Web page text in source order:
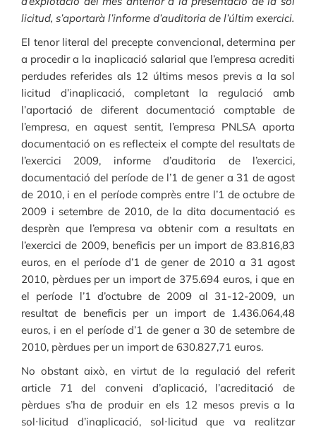
licitud, s’aportarà l’informe d’auditoria de l’últim exercici.
El tenor literal del precepte convencional, determina per
a procedir a la inaplicació salarial que l’empresa acrediti
perdudes referides als 12 últims mesos previs a la sol
licitud d’inaplicació, completant la regulació amb
l’aportació de diferent documentació comptable de
l’empresa, en aquest sentit, l’empresa PNLSA aporta
documentació on es reflecteix el compte del resultats de
l’exercici 2009, informe d’auditoria de l’exercici,
documentació del període de l’1 de gener a 31 de agost
de 2010, i en el període comprès entre l’1 de octubre de
2009 i setembre de 2010, de la dita documentació es
desprèn que l’empresa va obtenir com a resultats en
l’exercici de 2009, beneficis per un import de 83.816,83
euros, en el període d’1 de gener de 2010 a 31 agost
2010, pèrdues per un import de 375.694 euros, i que en
el període l’1 d’octubre de 2009 al 31-12-2009, un
resultat de beneficis per un import de 1.436.064,48
euros, i en el període d’1 de gener a 30 de setembre de
2010, pèrdues per un import de 630.827,71 euros.
No obstant això, en virtut de la regulació del referit
article 71 del conveni d’aplicació, l’acreditació de
pèrdues s’ha de produir en els 12 mesos previs a la
sol·licitud d’inaplicació, sol·licitud que va realitzar